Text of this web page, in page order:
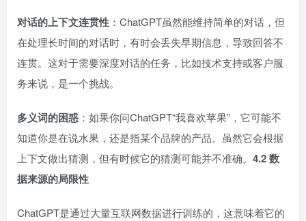
对话的上下文连贯性 ：ChatGPT虽然能维持简单的对话，但
在处理长时间的对话时，有时会丢失早期信息，导致回答不
连贯。这对于需要深度对话的任务，比如技术支持或客户服
务来说，是一个挑战。
多义词的困惑 ：如果你问ChatGPT“我喜欢苹果”，它可能不
知道你是在说水果，还是指某个品牌的产品。虽然它会根据
上下文做出猜测，但有时候它的猜测可能并不准确。 4.2 数
据来源的局限性
ChatGPT是通过大量互联网数据进行训练的，这意味着它的